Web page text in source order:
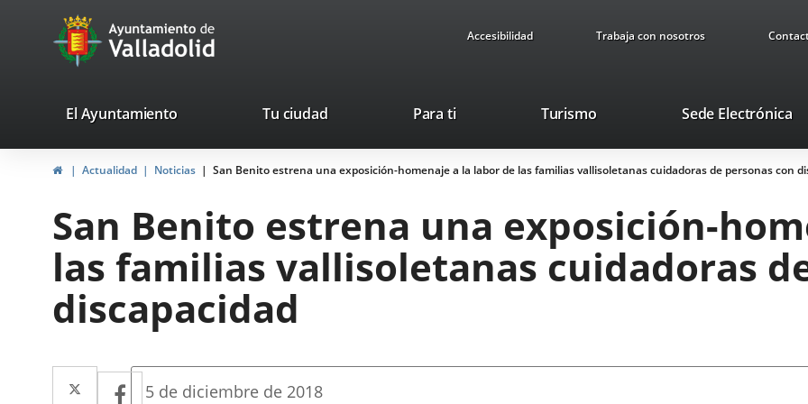
Portal
Web
Ayuntamiento
de
Accesibilidad Trabaja con nosotros
valladolid.es
El Ayuntamiento Tu ciudad Para ti TurismoEste
se
abrirá
una
ventana
nueva.
Sede Electrónica
InicioActualidad Noticias San Benito estrena una exposición-homenaje a la labor de las familias vallisoletanas cuidadoras de personas con
San Benito estrena una exposición-
las familias vallisoletanas cuidadoras
discapacidad
Twitter
EnlaceFacebook
Enlace
Fecha
5 de diciembre de 2018